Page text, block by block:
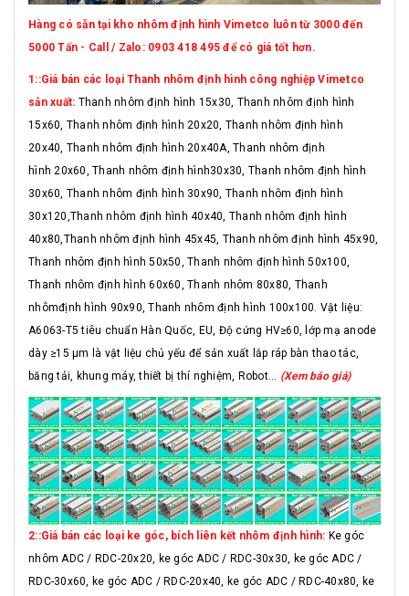
Hàng có sẵn tại kho nhôm định hình Vimetco luôn từ 3000 đến
5000 Tấn - Call / Zalo: 0903 418 495 để có giá tốt hơn.
1::Giá bán các loại Thanh nhôm định hình công nghiệp Vimetco
sản xuất: Thanh nhôm định hình 15x30, Thanh nhôm định hình
15x60, Thanh nhôm định hình 20x20, Thanh nhôm định hình
20x40, Thanh nhôm định hình 20x40A, Thanh nhôm định
hình 20x60, Thanh nhôm định hình30x30, Thanh nhôm định hình
30x60, Thanh nhôm định hình 30x90, Thanh nhôm định hình
30x120,Thanh nhôm định hình 40x40, Thanh nhôm định hình
40x80,Thanh nhôm định hình 45x45, Thanh nhôm định hình 45x90,
Thanh nhôm định hình 50x50, Thanh nhôm định hình 50x100,
Thanh nhôm định hình 60x60, Thanh nhôm 80x80, Thanh
nhômđịnh hình 90x90, Thanh nhôm định hình 100x100. Vật liệu:
A6063-T5 tiêu chuẩn Hàn Quốc, EU, Độ cứng HV≥60, lớp mạ anode
dày ≥15 μm là vật liệu chủ yếu để sản xuất lắp ráp bàn thao tác,
băng tải, khung máy, thiết bị thí nghiệm, Robot... (Xem báo giá)
2::Giá bán các loại ke góc, bích liên kết nhôm định hình: Ke góc
nhôm ADC / RDC-20x20, ke góc ADC / RDC-30x30, ke góc ADC /
RDC-30x60, ke góc ADC / RDC-20x40, ke góc ADC / RDC-40x80, ke